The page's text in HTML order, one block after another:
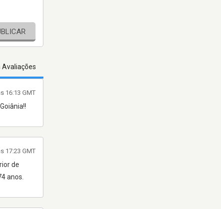
Avaliações
16:13 GMT
de
anos.
17:23 GMT